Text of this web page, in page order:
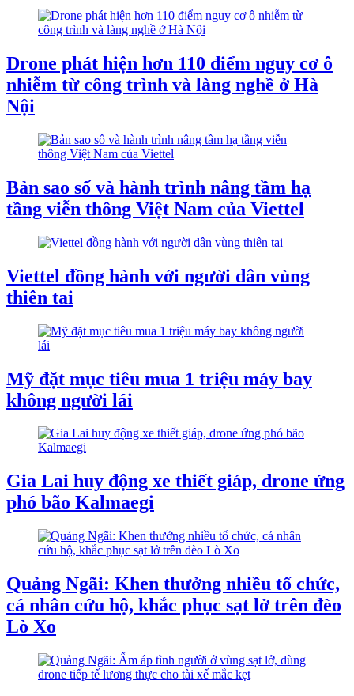
Drone phát hiện hơn 110 điểm nguy cơ ô
nhiễm từ công trình và làng nghề ở Hà
Nội
Bản sao số và hành trình nâng tầm hạ
tầng viễn thông Việt Nam của Viettel
Viettel đồng hành với người dân vùng
thiên tai
Mỹ đặt mục tiêu mua 1 triệu máy bay
không người lái
Gia Lai huy động xe thiết giáp, drone ứng
phó bão Kalmaegi
Quảng Ngãi: Khen thưởng nhiều tổ chức,
cá nhân cứu hộ, khắc phục sạt lở trên đèo
Lò Xo